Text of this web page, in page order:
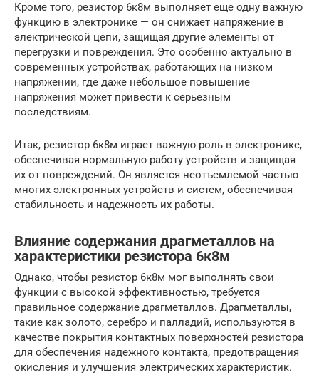
Кроме того, резистор 6к8м выполняет еще одну важную
функцию в электронике — он снижает напряжение в
электрической цепи, защищая другие элементы от
перегрузки и повреждения. Это особенно актуально в
современных устройствах, работающих на низком
напряжении, где даже небольшое повышение
напряжения может привести к серьезным
последствиям.
Итак, резистор 6к8м играет важную роль в электронике,
обеспечивая нормальную работу устройств и защищая
их от повреждений. Он является неотъемлемой частью
многих электронных устройств и систем, обеспечивая
стабильность и надежность их работы.
Влияние содержания драгметаллов на
характеристики резистора 6к8м
Однако, чтобы резистор 6к8м мог выполнять свои
функции с высокой эффективностью, требуется
правильное содержание драгметаллов. Драгметаллы,
такие как золото, серебро и палладий, используются в
качестве покрытия контактных поверхностей резистора
для обеспечения надежного контакта, предотвращения
окисления и улучшения электрических характеристик.